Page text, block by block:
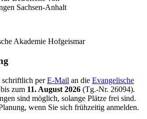
Sachsen-Anhalt
Akademie Hofgeismar
perE-Mail an die Evangelische
zum 11. August 2026 (Tg.-Nr. 26094).
sind möglich, solange Plätze frei sind.
wenn Sie sich frühzeitig anmelden.